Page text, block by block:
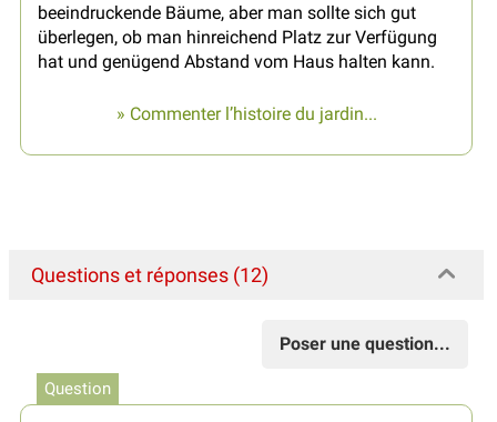
beeindruckende Bäume, aber man sollte sich gut
überlegen, ob man hinreichend Platz zur Verfügung
hat und genügend Abstand vom Haus halten kann.
» Commenter l’histoire du jardin...
Questions et réponses (12)
Poser une question...
Question